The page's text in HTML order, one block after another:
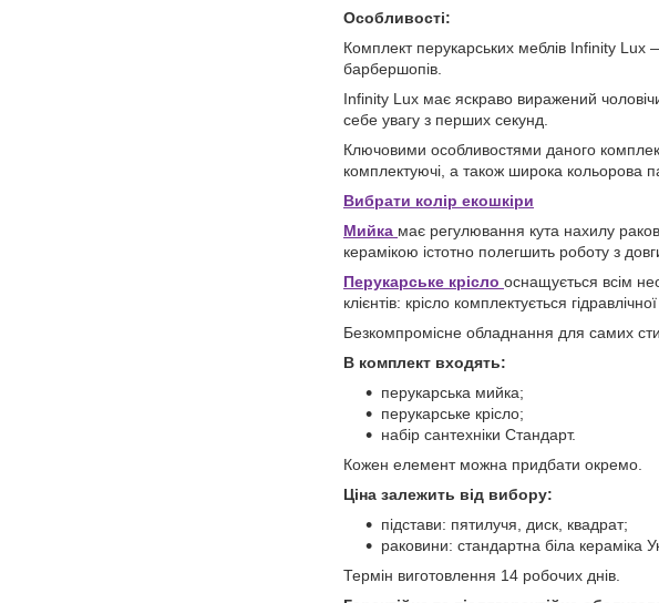
Особливості:
Комплект перукарських меблів Infinity Lux
барбершопів.
Infinity Lux має яскраво виражений
себе увагу з перших секунд.
Ключовими особливостями даного комплекту
комплектуючі, а також широка кольорова
Вибрати колір екошкіри
Мийка має регулювання кута нахилу
керамікою істотно полегшить роботу з
Перукарське крісло оснащується всім
клієнтів: крісло комплектується
Безкомпромісне обладнання для самих
В комплект входять:
перукарська мийка;
перукарське крісло;
набір сантехніки Стандарт.
Кожен елемент можна придбати окремо.
Ціна залежить від вибору:
підстави: пятилучя, диск, квадрат;
раковини: стандартна біла кераміка
Термін виготовлення 14 робочих днів.